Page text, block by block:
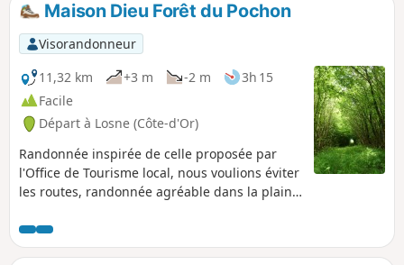
Maison Dieu Forêt du Pochon
Visorandonneur
11,32 km
+3 m -2 m
3h 15
Facile
Départ à Losne (Côte-d'Or)
Randonnée inspirée de celle proposée par
l'Office de Tourisme local, nous voulions éviter
les routes, randonnée agréable dans la plaine